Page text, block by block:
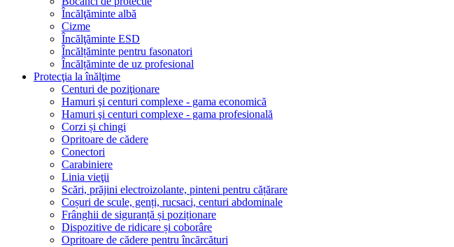
Încălţăminte albă
Cizme
Încălţăminte ESD
Încălțăminte pentru fasonatori
Încălțăminte de uz profesional
Protecţia la înălţime
Centuri de poziţionare
Hamuri şi centuri complexe - gama economică
Hamuri şi centuri complexe - gama profesională
Corzi și chingi
Opritoare de cădere
Conectori
Carabiniere
Linia vieţii
Scări, prăjini electroizolante, pinteni pentru cățărare
Coșuri de scule, genți, rucsaci, centuri abdominale
Frânghii de siguranță și poziționare
Dispozitive de ridicare și coborâre
Opritoare de cădere pentru încărcături